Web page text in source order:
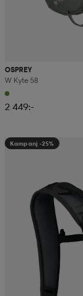
OSPREY
W Kyte 58
2 449:-
Kampanj -25%